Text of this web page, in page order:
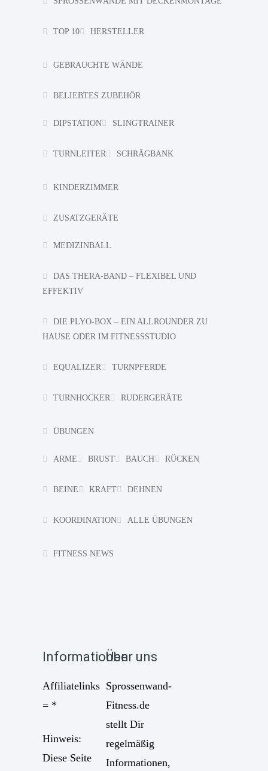
TOP 10 HERSTELLER
GEBRAUCHTE WÄNDE
BELIEBTES ZUBEHÖR
DIPSTATION SLINGTRAINER
TURNLEITER SCHRÄGBANK
KINDERZIMMER
ZUSATZGERÄTE
MEDIZINBALL
DAS THERA-BAND – FLEXIBEL UND
EFFEKTIV
DIE PLYO-BOX – EIN ALLROUNDER ZU
HAUSE ODER IM FITNESSSTUDIO
EQUALIZER TURNPFERDE
TURNHOCKER RUDERGERÄTE
ÜBUNGEN
ARME BRUST BAUCH RÜCKEN
BEINE KRAFT DEHNEN
KOORDINATION ALLE ÜBUNGEN
FITNESS NEWS
Informationen
Affiliatelinks
= *
Hinweis:
Diese Seite
Über uns
Sprossenwand-
Fitness.de
stellt Dir
regelmäßig
Informationen,